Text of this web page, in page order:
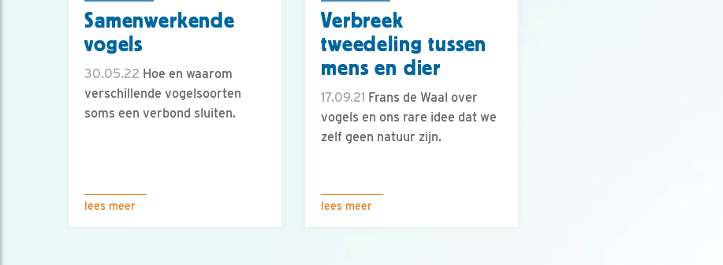
Samenwerkende
vogels
30.05.22 Hoe en waarom
verschillende vogelsoorten
soms een verbond sluiten.
lees meer
Verbreek
tweedeling tussen
mens en dier
17.09.21 Frans de Waal over
vogels en ons rare idee dat we
zelf geen natuur zijn.
lees meer